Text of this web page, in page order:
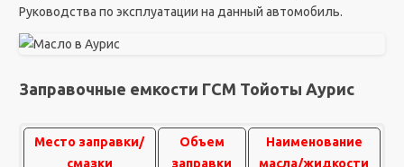
Руководства по эксплуатации на данный автомобиль.
Заправочные емкости ГСМ Тойоты Аурис
Место заправки/
смазки
Объем
заправки
Наименование
масла/жидкости